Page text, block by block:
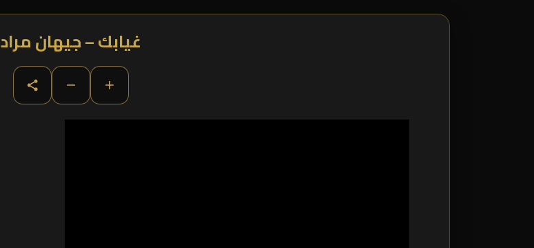
غيابك – جيهان مراد
+
−